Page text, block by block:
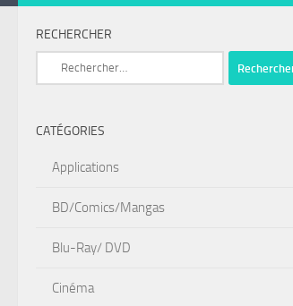
RECHERCHER
Rechercher :
CATÉGORIES
Applications
BD/Comics/Mangas
Blu-Ray/ DVD
Cinéma